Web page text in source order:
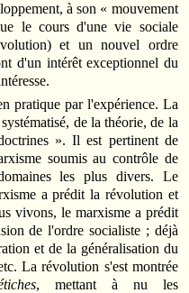
à son « mouvement
le cours d'une vie sociale
et un nouvel ordre
d'un intérêt exceptionnel du
pratique par l'expérience. La
de la théorie, de la
». Il est pertinent de
soumis au contrôle de
les plus divers. Le
a prédit la révolution et
vivons, le marxisme a prédit
de l'ordre socialiste ; déjà
et de la généralisation du
La révolution s'est montrée
, mettant à nu les